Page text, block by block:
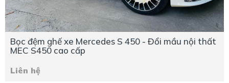
Bọc đệm ghế xe Mercedes S 450 - Đổi mầu nội thất
MEC S450 cao cấp
Liên hệ